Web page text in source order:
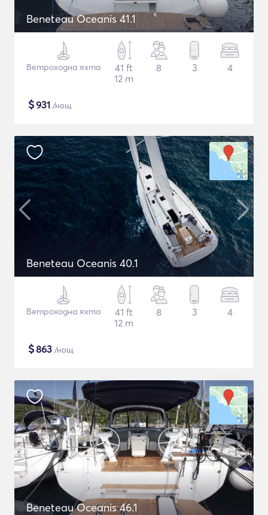
Beneteau Oceanis 41.1
Ветроходна яхта
41 ft
12 m
8 3 4
$931 /нощ
Beneteau Oceanis 40.1
Ветроходна яхта
41 ft
12 m
8 3 4
$863 /нощ
Beneteau Oceanis 46.1